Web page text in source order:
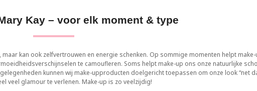
Kay – voor elk moment & type
kan ook zelfvertrouwen en energie schenken. Op sommige momenten helpt make-
te camoufleren. Soms helpt make-up ons onze natuurlijke
kunnen wij make-upproducten doelgericht toepassen om onze look “net
veel glamour te verlenen. Make-up is zo veelzijdig!